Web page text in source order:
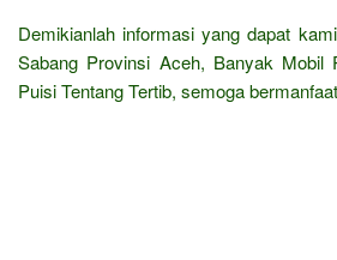
Demikianlah informasi yang dapat
Sabang Provinsi Aceh, Banyak Mobil
Puisi Tentang Tertib, semoga